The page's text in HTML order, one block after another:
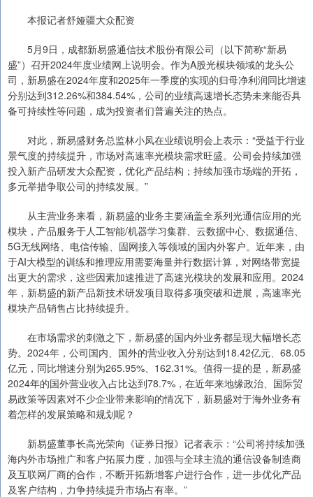
本报记者舒娅疆大众配资
5月9日，成都新易盛通信技术股份有限公司（以下简称“新易
盛”）召开2024年度业绩网上说明会。作为A股光模块领域的龙头公
司，新易盛在2024年度和2025年一季度的实现的归母净利润同比增速
分别达到312.26%和384.54%，公司的业绩高速增长态势未来能否具
备可持续性等问题，成为投资者们普遍关注的热点。
对此，新易盛财务总监林小凤在业绩说明会上表示：“受益于行业
景气度的持续提升，市场对高速率光模块需求旺盛。公司会持续加强
投入新产品研发大众配资，优化产品结构；持续加强市场端的开拓，
多元举措争取公司的持续发展。”
从主营业务来看，新易盛的业务主要涵盖全系列光通信应用的光
模块，产品服务于人工智能/机器学习集群、云数据中心、数据通信、
5G无线网络、电信传输、固网接入等领域的国内外客户。近年来，由
于AI大模型的训练和推理应用需要海量并行数据计算，对网络带宽提
出更大的需求，这些因素加速推进了高速光模块的发展和应用。2024
年，新易盛的新产品新技术研发项目取得多项突破和进展，高速率光
模块产品销售占比持续提升。
在市场需求的刺激之下，新易盛的国内外业务都呈现大幅增长态
势。2024年，公司国内、国外的营业收入分别达到18.42亿元、68.05
亿元，同比增速分别为265.95%、162.31%。值得一提的是，新易盛
2024年的国外营业收入占比达到78.7%，在近年来地缘政治、国际贸
易政策等因素对不少企业带来影响的情况下，新易盛对于海外业务有
着怎样的发展策略和规划呢？
新易盛董事长高光荣向《证券日报》记者表示：“公司将持续加强
海内外市场推广和客户拓展力度，加强与全球主流的通信设备制造商
及互联网厂商的合作，不断开拓新增客户进行合作，进一步优化产品
及客户结构，力争持续提升市场占有率。”